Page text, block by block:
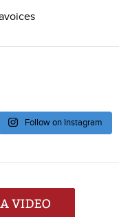
Follow on Instagram